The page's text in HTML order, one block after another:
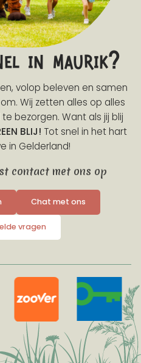
in maurik?
volop beleven en samen
Wij zetten alles op alles
bezorgen. Want als jij blij
BLIJ! Tot snel in het hart
in Gelderland!
contact met ons op
Chat met ons
vragen